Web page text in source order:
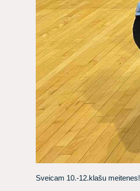
Sveicam 10.-12.klašu meitenes!